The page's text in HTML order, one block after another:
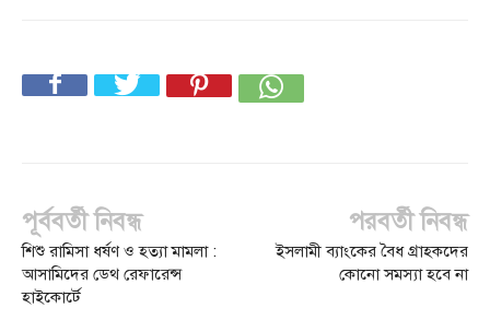
পূর্ববর্তী নিবন্ধ
শিশু রামিসা ধর্ষণ ও হত্যা মামলা :
আসামিদের ডেথ রেফারেন্স
হাইকোর্টে
পরবর্তী নিবন্ধ
ইসলামী ব্যাংকের বৈধ গ্রাহকদের
কোনো সমস্যা হবে না